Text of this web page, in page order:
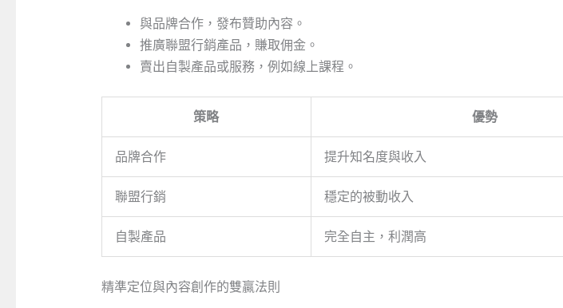
與品牌合作，發布贊助內容。
推廣聯盟行銷產品，賺取佣金。
賣出自製產品或服務，例如線上課程。
策略 優勢
品牌合作 提升知名度與收入
聯盟行銷 穩定的被動收入
自製產品 完全自主，利潤高
精準定位與內容創作的雙贏法則